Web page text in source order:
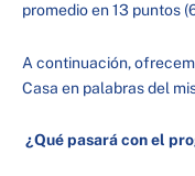
promedio en 13 puntos
A continuación,
Casa en palabras del
¿Qué pasará con el